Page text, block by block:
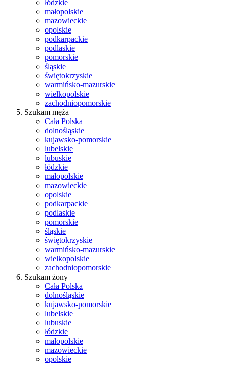
łódzkie
małopolskie
mazowieckie
opolskie
podkarpackie
podlaskie
pomorskie
śląskie
świętokrzyskie
warmińsko-mazurskie
wielkopolskie
zachodniopomorskie
Szukam męża
Cała Polska
dolnośląskie
kujawsko-pomorskie
lubelskie
lubuskie
łódzkie
małopolskie
mazowieckie
opolskie
podkarpackie
podlaskie
pomorskie
śląskie
świętokrzyskie
warmińsko-mazurskie
wielkopolskie
zachodniopomorskie
Szukam żony
Cała Polska
dolnośląskie
kujawsko-pomorskie
lubelskie
lubuskie
łódzkie
małopolskie
mazowieckie
opolskie